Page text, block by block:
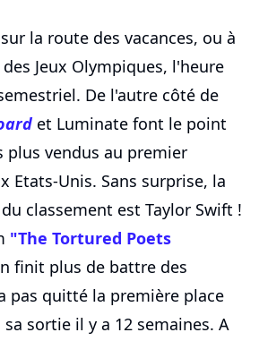
la route des vacances, ou à
Jeux Olympiques, l'heure
De l'autre côté de
et Luminate font le point
plus vendus au premier
Etats-Unis. Sans surprise, la
classement est Taylor Swift !
"The Tortured Poets
finit plus de battre des
pas quitté la première place
sortie il y a 12 semaines. A